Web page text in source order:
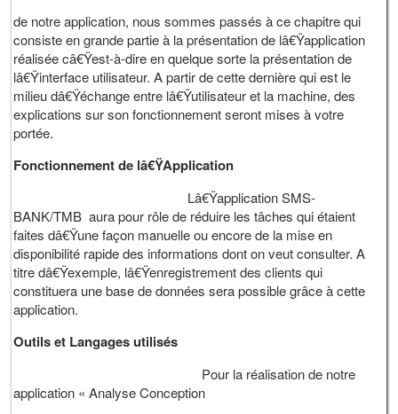
de notre application, nous sommes passés à ce chapitre qui
consiste en grande partie à la présentation de lâ€Ÿapplication
réalisée câ€Ÿest-à-dire en quelque sorte la présentation de
lâ€Ÿinterface utilisateur. A partir de cette dernière qui est le
milieu dâ€Ÿéchange entre lâ€Ÿutilisateur et la machine, des
explications sur son fonctionnement seront mises à votre
portée.
Fonctionnement de lâ€ŸApplication
Lâ€Ÿapplication SMS-
BANK/TMB aura pour rôle de réduire les tâches qui étaient
faites dâ€Ÿune façon manuelle ou encore de la mise en
disponibilité rapide des informations dont on veut consulter. A
titre dâ€Ÿexemple, lâ€Ÿenregistrement des clients qui
constituera une base de données sera possible grâce à cette
application.
Outils et Langages utilisés
Pour la réalisation de notre
application « Analyse Conception